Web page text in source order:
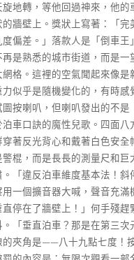
地轉，等他回過神來，他的
的牆壁上。獎狀上寫著：「
偏差。」落款人是「倒車王
是熟悉的城市街道，而是一
格。這裡的空氣聞起來像是
似乎是隨機變化的，有時感
按喇叭，但喇叭發出的不是
車口訣的魔性兒歌。四面八
著反光背心和戴著白色安全
警棍，而是長長的測量尺和巨
「違反泊車維度基本法！斜
一個擴音器大喊，聲音充滿
停在了牆壁上！」何手殘趕
「垂直泊車？那是在第三次
的夾角是——八十九點七度！